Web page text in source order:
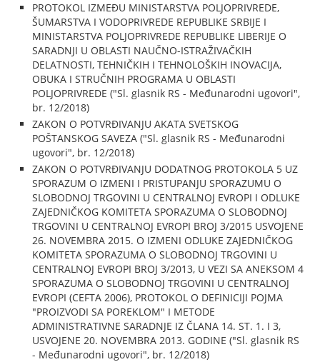
PROTOKOL IZMEĐU MINISTARSTVA POLJOPRIVREDE,
ŠUMARSTVA I VODOPRIVREDE REPUBLIKE SRBIJE I
MINISTARSTVA POLJOPRIVREDE REPUBLIKE LIBERIJE O
SARADNJI U OBLASTI NAUČNO-ISTRAŽIVAČKIH
DELATNOSTI, TEHNIČKIH I TEHNOLOŠKIH INOVACIJA,
OBUKA I STRUČNIH PROGRAMA U OBLASTI
POLJOPRIVREDE ("Sl. glasnik RS - Međunarodni ugovori",
br. 12/2018)
ZAKON O POTVRĐIVANJU AKATA SVETSKOG
POŠTANSKOG SAVEZA ("Sl. glasnik RS - Međunarodni
ugovori", br. 12/2018)
ZAKON O POTVRĐIVANJU DODATNOG PROTOKOLA 5 UZ
SPORAZUM O IZMENI I PRISTUPANJU SPORAZUMU O
SLOBODNOJ TRGOVINI U CENTRALNOJ EVROPI I ODLUKE
ZAJEDNIČKOG KOMITETA SPORAZUMA O SLOBODNOJ
TRGOVINI U CENTRALNOJ EVROPI BROJ 3/2015 USVOJENE
26. NOVEMBRA 2015. O IZMENI ODLUKE ZAJEDNIČKOG
KOMITETA SPORAZUMA O SLOBODNOJ TRGOVINI U
CENTRALNOJ EVROPI BROJ 3/2013, U VEZI SA ANEKSOM 4
SPORAZUMA O SLOBODNOJ TRGOVINI U CENTRALNOJ
EVROPI (CEFTA 2006), PROTOKOL O DEFINICIJI POJMA
"PROIZVODI SA POREKLOM" I METODE
ADMINISTRATIVNE SARADNJE IZ ČLANA 14. ST. 1. I 3,
USVOJENE 20. NOVEMBRA 2013. GODINE ("Sl. glasnik RS
- Međunarodni ugovori", br. 12/2018)